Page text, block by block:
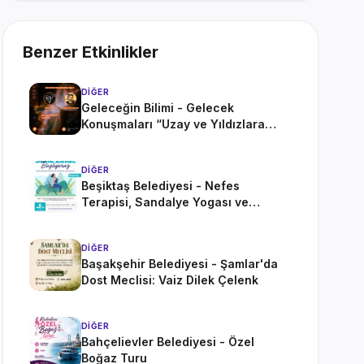
Benzer Etkinlikler
DIĞER
Geleceğin Bilimi - Gelecek
Konuşmaları “Uzay ve Yıldızlara
DIĞER
Beşiktaş Belediyesi - Nefes
Terapisi, Sandalye Yogası ve
DIĞER
Başakşehir Belediyesi - Şamlar'da
Dost Meclisi: Vaiz Dilek Çelenk
DIĞER
Bahçelievler Belediyesi - Özel
Boğaz Turu